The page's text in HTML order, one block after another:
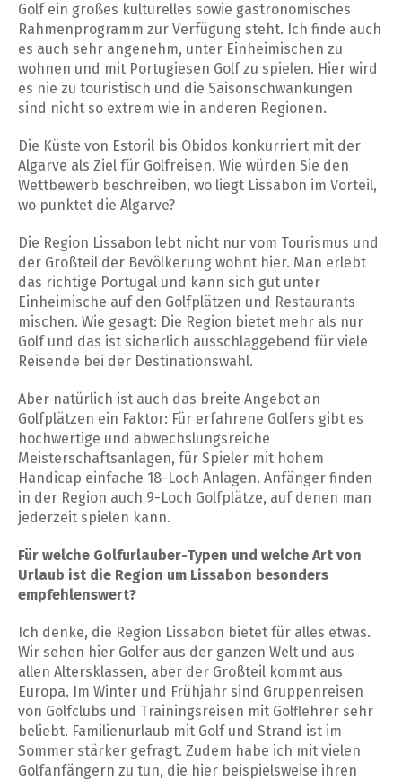
Golf ein großes kulturelles sowie gastronomisches
Rahmenprogramm zur Verfügung steht. Ich finde auch
es auch sehr angenehm, unter Einheimischen zu
wohnen und mit Portugiesen Golf zu spielen. Hier wird
es nie zu touristisch und die Saisonschwankungen
sind nicht so extrem wie in anderen Regionen.
Die Küste von Estoril bis Obidos konkurriert mit der
Algarve als Ziel für Golfreisen. Wie würden Sie den
Wettbewerb beschreiben, wo liegt Lissabon im Vorteil,
wo punktet die Algarve?
Die Region Lissabon lebt nicht nur vom Tourismus und
der Großteil der Bevölkerung wohnt hier. Man erlebt
das richtige Portugal und kann sich gut unter
Einheimische auf den Golfplätzen und Restaurants
mischen. Wie gesagt: Die Region bietet mehr als nur
Golf und das ist sicherlich ausschlaggebend für viele
Reisende bei der Destinationswahl.
Aber natürlich ist auch das breite Angebot an
Golfplätzen ein Faktor: Für erfahrene Golfers gibt es
hochwertige und abwechslungsreiche
Meisterschaftsanlagen, für Spieler mit hohem
Handicap einfache 18-Loch Anlagen. Anfänger finden
in der Region auch 9-Loch Golfplätze, auf denen man
jederzeit spielen kann.
Für welche Golfurlauber-Typen und welche Art von
Urlaub ist die Region um Lissabon besonders
empfehlenswert?
Ich denke, die Region Lissabon bietet für alles etwas.
Wir sehen hier Golfer aus der ganzen Welt und aus
allen Altersklassen, aber der Großteil kommt aus
Europa. Im Winter und Frühjahr sind Gruppenreisen
von Golfclubs und Trainingsreisen mit Golflehrer sehr
beliebt. Familienurlaub mit Golf und Strand ist im
Sommer stärker gefragt. Zudem habe ich mit vielen
Golfanfängern zu tun, die hier beispielsweise ihren